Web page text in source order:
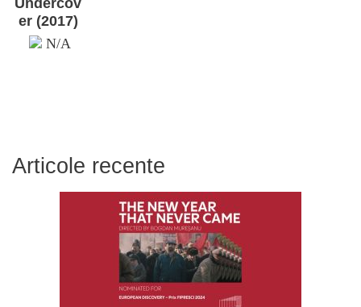
er (2017)
N/A
Articole recente